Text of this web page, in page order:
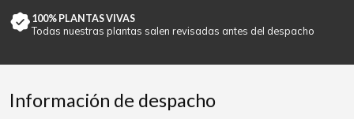
100% PLANTAS VIVAS
Todas nuestras plantas salen revisadas antes del despacho
Información de despacho